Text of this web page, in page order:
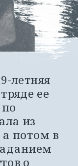
летняя
ее
из
потом в
о